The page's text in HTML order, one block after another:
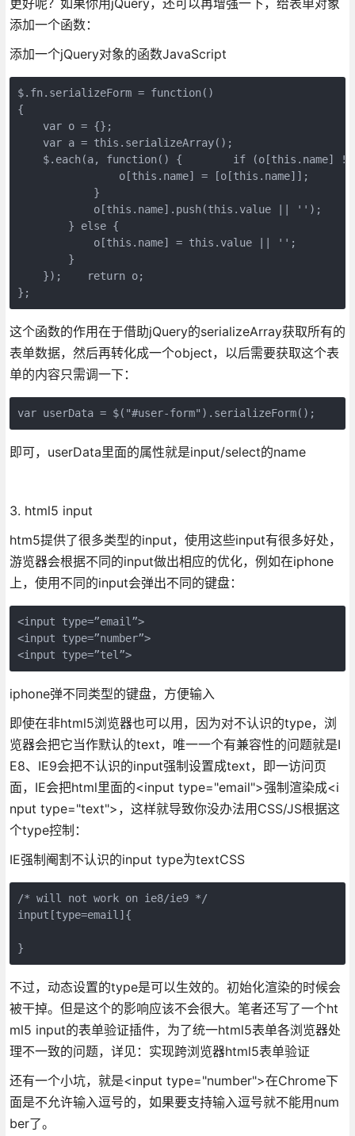
添加一个函数：
添加一个jQuery对象的函数JavaScript
$.fn.serializeForm = function()
{
var o = {};
var a = this.serializeArray();
$.each(a, function() {        if (o[this.name]
o[this.name] = [o[this.name]];
}
o[this.name].push(this.value || '');
} else {
o[this.name] = this.value || '';
}
});    return o;
};
这个函数的作用在于借助jQuery的serializeArray获取所有的
表单数据，然后再转化成一个object，以后需要获取这个表
单的内容只需调一下：
var userData = $("#user-form").serializeForm();
即可，userData里面的属性就是input/select的name
3. html5 input
htm5提供了很多类型的input，使用这些input有很多好处，
游览器会根据不同的input做出相应的优化，例如在iphone
上，使用不同的input会弹出不同的键盘：
<input type=”email”>
<input type=”number”>
<input type=”tel”>
iphone弹不同类型的键盘，方便输入
即使在非html5浏览器也可以用，因为对不认识的type，浏
览器会把它当作默认的text，唯一一个有兼容性的问题就是I
E8、IE9会把不认识的input强制设置成text，即一访问页
面，IE会把html里面的<input type="email">强制渲染成<i
nput type="text">，这样就导致你没办法用CSS/JS根据这
个type控制：
IE强制阉割不认识的input type为textCSS
/* will not work on ie8/ie9 */
input[type=email]{
}
不过，动态设置的type是可以生效的。初始化渲染的时候会
被干掉。但是这个的影响应该不会很大。笔者还写了一个ht
ml5 input的表单验证插件，为了统一html5表单各浏览器处
理不一致的问题，详见：实现跨浏览器html5表单验证
还有一个小坑，就是<input type="number">在Chrome下
面是不允许输入逗号的，如果要支持输入逗号就不能用num
ber了。